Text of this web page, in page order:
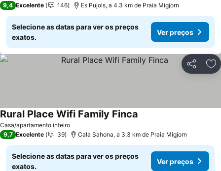
9,4 Excelente 146 Es Pujols, a 4.3 km de Praia Migjorn
Selecione as datas para ver os preços
exatos.
Ver preços
Partilhar
Casa/apartamento inteiro
Rural Place Wifi Family Finca
9,7 Excelente 39 Cala Sahona, a 3.3 km de Praia Migjorn
Selecione as datas para ver os preços
exatos.
Ver preços